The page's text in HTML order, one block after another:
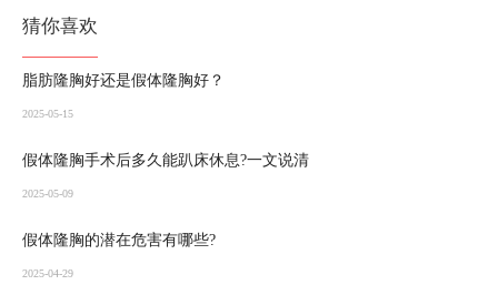
猜你喜欢
脂肪隆胸好还是假体隆胸好？
2025-05-15
假体隆胸手术后多久能趴床休息?一文说清
2025-05-09
假体隆胸的潜在危害有哪些?
2025-04-29